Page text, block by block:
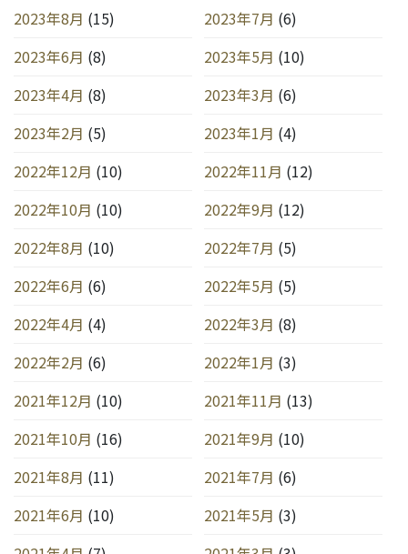
2023年8月 (15) 2023年7月 (6)
2023年6月 (8) 2023年5月 (10)
2023年4月 (8) 2023年3月 (6)
2023年2月 (5) 2023年1月 (4)
2022年12月 (10) 2022年11月 (12)
2022年10月 (10) 2022年9月 (12)
2022年8月 (10) 2022年7月 (5)
2022年6月 (6) 2022年5月 (5)
2022年4月 (4) 2022年3月 (8)
2022年2月 (6) 2022年1月 (3)
2021年12月 (10) 2021年11月 (13)
2021年10月 (16) 2021年9月 (10)
2021年8月 (11) 2021年7月 (6)
2021年6月 (10) 2021年5月 (3)